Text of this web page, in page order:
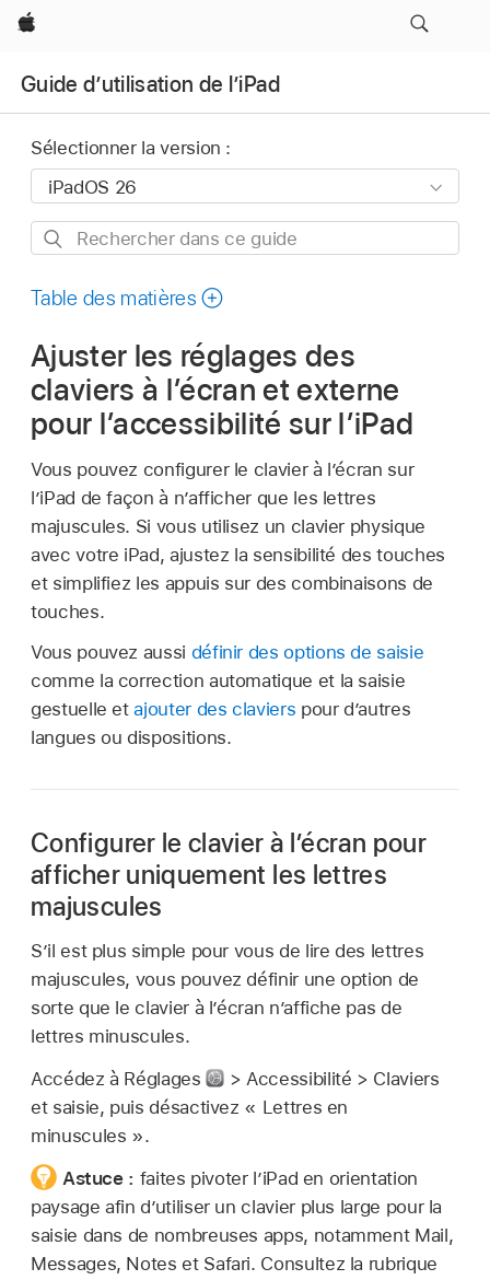
Apple
Guide d’utilisation de l’iPad
Sélectionner la version :
Rechercher
ce
Table des matières
Ajuster les réglages des
claviers à l’écran et externe
pour l’accessibilité sur l’iPad
Vous pouvez configurer le clavier à l’écran sur
l’iPad de façon à n’afficher que les lettres
majuscules. Si vous utilisez un clavier physique
avec votre iPad, ajustez la sensibilité des touches
et simplifiez les appuis sur des combinaisons de
touches.
Vous pouvez aussi définir des options de saisie
comme la correction automatique et la saisie
gestuelle etajouter des claviers pour d’autres
langues ou dispositions.
Configurer le clavier à l’écran pour
afficher uniquement les lettres
majuscules
S’il est plus simple pour vous de lire des lettres
majuscules, vous pouvez définir une option de
sorte que le clavier à l’écran n’affiche pas de
lettres minuscules.
Accédez à Réglages
> Accessibilité > Claviers
et saisie, puis désactivez « Lettres en
minuscules ».
Astuce : faites pivoter l’iPad en orientation
paysage afin d’utiliser un clavier plus large pour la
saisie dans de nombreuses apps, notamment Mail,
Messages, Notes et Safari. Consultez la rubrique